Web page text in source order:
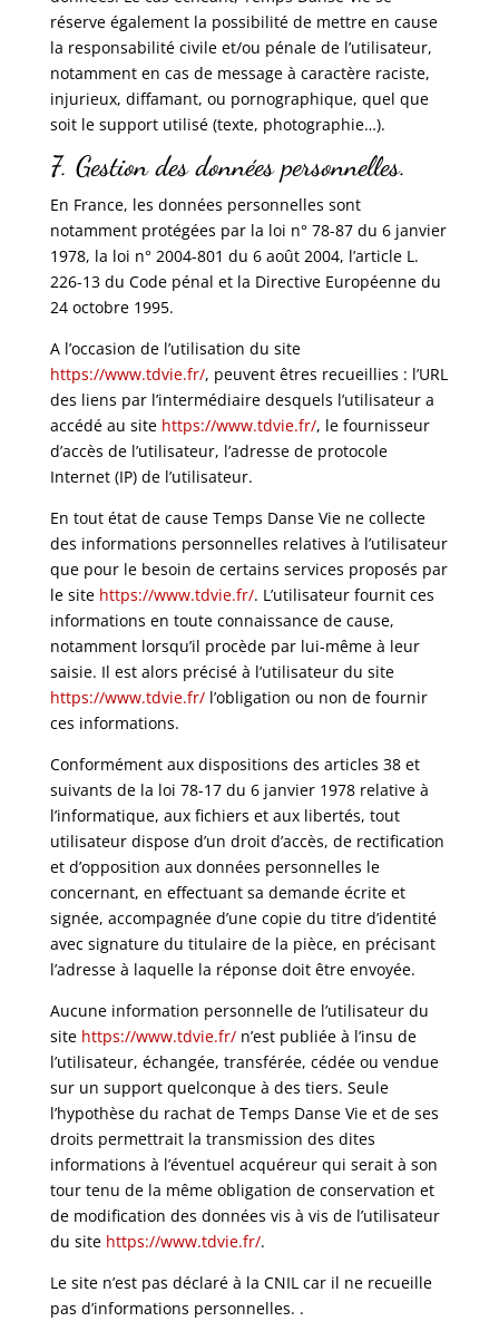
réserve également la possibilité de mettre en cause
la responsabilité civile et/ou pénale de l’utilisateur,
notamment en cas de message à caractère raciste,
injurieux, diffamant, ou pornographique, quel que
soit le support utilisé (texte, photographie…).
7. Gestion des données personnelles.
En France, les données personnelles sont
notamment protégées par la loi n° 78-87 du 6 janvier
1978, la loi n° 2004-801 du 6 août 2004, l’article L.
226-13 du Code pénal et la Directive Européenne du
24 octobre 1995.
A l’occasion de l’utilisation du site
https://www.tdvie.fr/, peuvent êtres recueillies : l’URL
des liens par l’intermédiaire desquels l’utilisateur a
accédé au site https://www.tdvie.fr/, le fournisseur
d’accès de l’utilisateur, l’adresse de protocole
Internet (IP) de l’utilisateur.
En tout état de cause Temps Danse Vie ne collecte
des informations personnelles relatives à l’utilisateur
que pour le besoin de certains services proposés par
le site https://www.tdvie.fr/. L’utilisateur fournit ces
informations en toute connaissance de cause,
notamment lorsqu’il procède par lui-même à leur
saisie. Il est alors précisé à l’utilisateur du site
https://www.tdvie.fr/l’obligation ou non de fournir
ces informations.
Conformément aux dispositions des articles 38 et
suivants de la loi 78-17 du 6 janvier 1978 relative à
l’informatique, aux fichiers et aux libertés, tout
utilisateur dispose d’un droit d’accès, de rectification
et d’opposition aux données personnelles le
concernant, en effectuant sa demande écrite et
signée, accompagnée d’une copie du titre d’identité
avec signature du titulaire de la pièce, en précisant
l’adresse à laquelle la réponse doit être envoyée.
Aucune information personnelle de l’utilisateur du
site https://www.tdvie.fr/n’est publiée à l’insu de
l’utilisateur, échangée, transférée, cédée ou vendue
sur un support quelconque à des tiers. Seule
l’hypothèse du rachat de Temps Danse Vie et de ses
droits permettrait la transmission des dites
informations à l’éventuel acquéreur qui serait à son
tour tenu de la même obligation de conservation et
de modification des données vis à vis de l’utilisateur
du site https://www.tdvie.fr/.
Le site n’est pas déclaré à la CNIL car il ne recueille
pas d’informations personnelles. .